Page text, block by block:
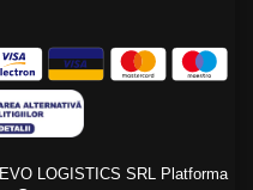
LOGISTICS SRL
Platforma